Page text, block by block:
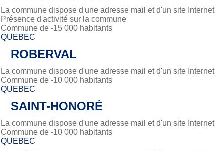
La commune dispose d'une adresse mail et d'un site Internet
Présence d'activité sur la commune
Commune de -15 000 habitants
QUEBEC
ROBERVAL
La commune dispose d'une adresse mail et d'un site Internet
Commune de -10 000 habitants
QUEBEC
SAINT-HONORÉ
La commune dispose d'une adresse mail et d'un site Internet
Commune de -10 000 habitants
QUEBEC